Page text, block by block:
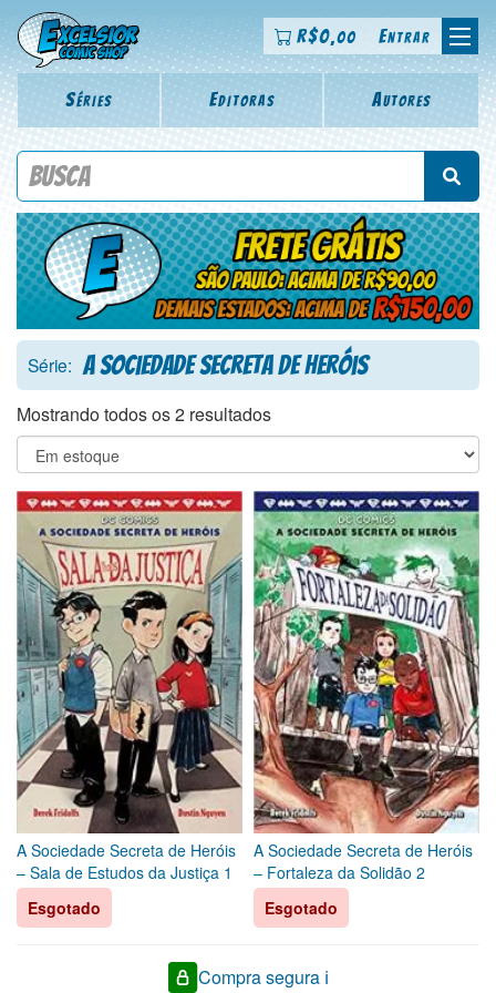
R$0,00 Entrar
Séries Editoras Autores
Procure por título da revista, personagem, série, escritor,
Série: A Sociedade Secreta de Heróis
Mostrando todos os 2 resultados
A Sociedade Secreta de Heróis
– Sala de Estudos da Justiça 1
Esgotado
A Sociedade Secreta de Heróis
– Fortaleza da Solidão 2
Esgotado
Compra segura ℹ️